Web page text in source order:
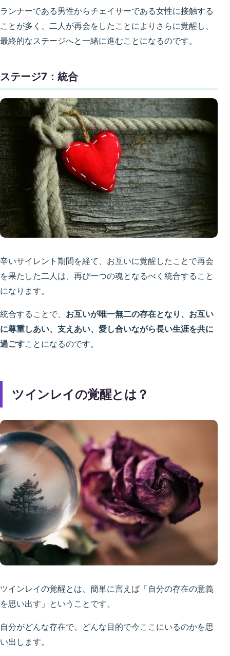
ランナーである男性からチェイサーである女性に接触する
ことが多く、二人が再会をしたことによりさらに覚醒し、
最終的なステージへと一緒に進むことになるのです。
ステージ7：統合
辛いサイレント期間を経て、お互いに覚醒したことで再会
を果たした二人は、再び一つの魂となるべく統合すること
になります。
統合することで、 お互いが唯一無二の存在となり、お互い
に尊重しあい、支えあい、愛し合いながら長い生涯を共に
過ごすことになるのです。
ツインレイの覚醒とは？
ツインレイの覚醒とは、簡単に言えば「自分の存在の意義
を思い出す」ということです。
自分がどんな存在で、どんな目的で今ここにいるのかを思
い出します。